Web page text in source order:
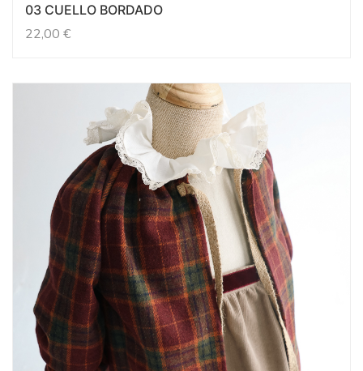
03 CUELLO BORDADO
22,00 €